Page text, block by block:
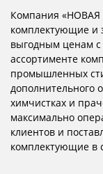
Компания «НОВАЯ
комплектующие и
выгодным ценам
ассортименте
промышленных
дополнительного
химчистках и
максимально
клиентов и
комплектующие в